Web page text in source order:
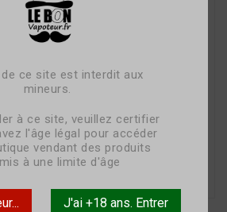
ce site est interdit aux
mineurs.
à ce site, veuillez certifier
l'âge légal pour accéder
vendant des produits
à une limite d'âge
J'ai +18 ans. Entrer